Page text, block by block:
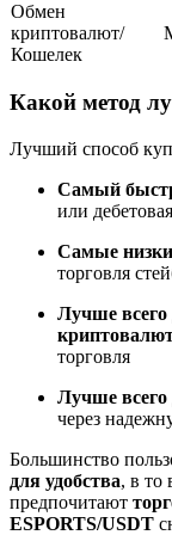
Станьте
за копи-
Анализ
и т. д.
Обмен
криптовалют/
Кошелек
Какой метод
Лучший способ
Самый
или
Самые
торговля
Лучше всего
торговля
Лучше
через
Большинство
для удобства, в то
предпочитают
ESPORTS/USDT